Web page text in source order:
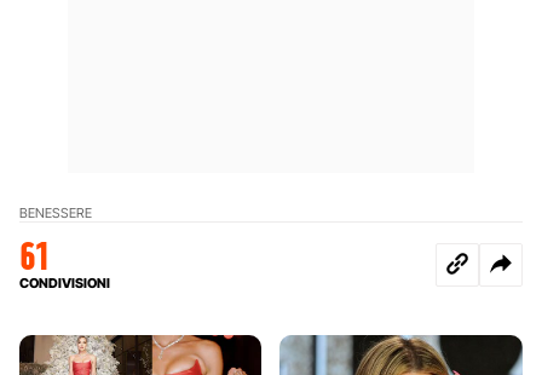
BENESSERE
61
CONDIVISIONI